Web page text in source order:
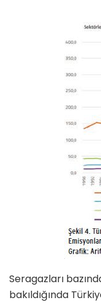
Seragazları
bakıldığında